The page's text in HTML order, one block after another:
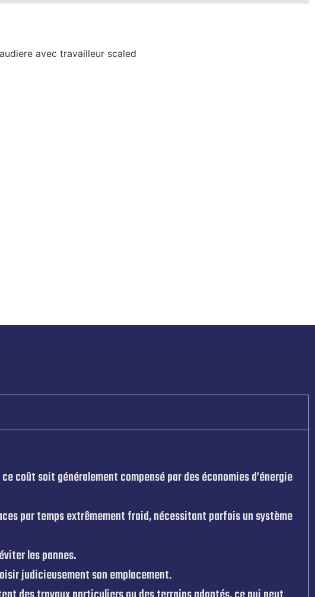
coût soit généralement compensé par des économies d’énergie
par temps extrêmement froid, nécessitant parfois un système
les pannes.
judicieusement son emplacement.